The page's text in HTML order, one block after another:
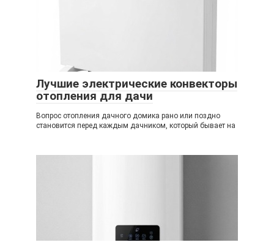
Лучшие электрические конвекторы
отопления для дачи
Вопрос отопления дачного домика рано или поздно
становится перед каждым дачником, который бывает на